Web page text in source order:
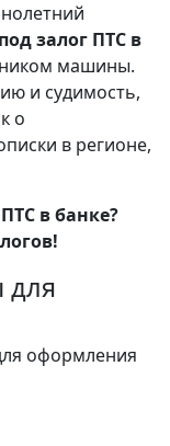
залог ПТС в
машины.
и судимость,
о
в регионе,
в банке?
для
оформления